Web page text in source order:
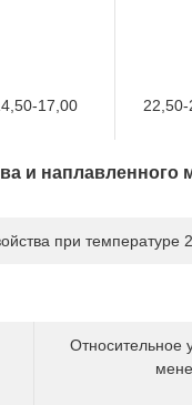
17,00
и наплавленного
при
Относительное